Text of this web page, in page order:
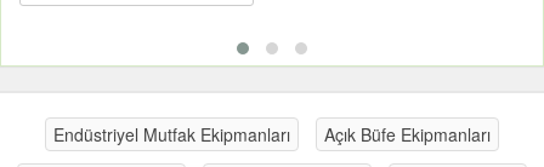
Endüstriyel Mutfak Ekipmanları
Açık Büfe Ekipmanları